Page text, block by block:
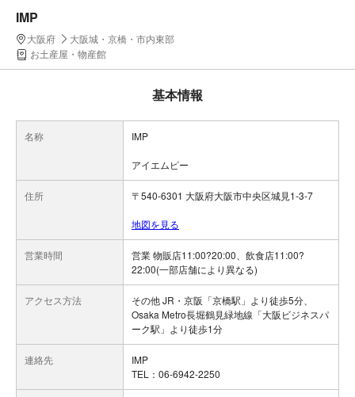
IMP
大阪府
大阪城・京橋・市内東部
お土産屋・物産館
基本情報
名称 IMP
アイエムピー
住所 〒540-6301 大阪府大阪市中央区城見1-3-7
地図を見る
営業時間
営業 物販店11:00?20:00、飲食店11:00?
22:00(一部店舗により異なる)
アクセス方法
その他 JR・京阪「京橋駅」より徒歩5分、
Osaka Metro長堀鶴見緑地線「大阪ビジネスパ
ーク駅」より徒歩1分
連絡先
IMP
TEL：06-6942-2250